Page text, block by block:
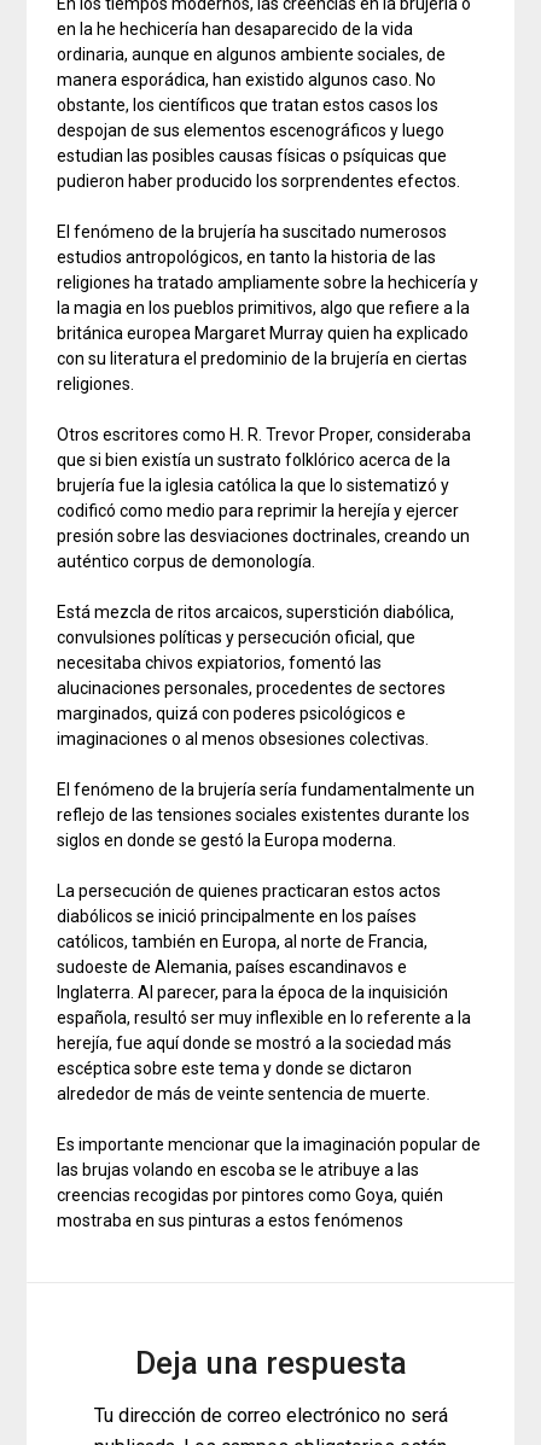
en la he hechicería han desaparecido de la vida
ordinaria, aunque en algunos ambiente sociales, de
manera esporádica, han existido algunos caso. No
obstante, los científicos que tratan estos casos los
despojan de sus elementos escenográficos y luego
estudian las posibles causas físicas o psíquicas que
pudieron haber producido los sorprendentes efectos.
El fenómeno de la brujería ha suscitado numerosos
estudios antropológicos, en tanto la historia de las
religiones ha tratado ampliamente sobre la hechicería y
la magia en los pueblos primitivos, algo que refiere a la
británica europea Margaret Murray quien ha explicado
con su literatura el predominio de la brujería en ciertas
religiones.
Otros escritores como H. R. Trevor Proper, consideraba
que si bien existía un sustrato folklórico acerca de la
brujería fue la iglesia católica la que lo sistematizó y
codificó como medio para reprimir la herejía y ejercer
presión sobre las desviaciones doctrinales, creando un
auténtico corpus de demonología.
Está mezcla de ritos arcaicos, superstición diabólica,
convulsiones políticas y persecución oficial, que
necesitaba chivos expiatorios, fomentó las
alucinaciones personales, procedentes de sectores
marginados, quizá con poderes psicológicos e
imaginaciones o al menos obsesiones colectivas.
El fenómeno de la brujería sería fundamentalmente un
reflejo de las tensiones sociales existentes durante los
siglos en donde se gestó la Europa moderna.
La persecución de quienes practicaran estos actos
diabólicos se inició principalmente en los países
católicos, también en Europa, al norte de Francia,
sudoeste de Alemania, países escandinavos e
Inglaterra. Al parecer, para la época de la inquisición
española, resultó ser muy inflexible en lo referente a la
herejía, fue aquí donde se mostró a la sociedad más
escéptica sobre este tema y donde se dictaron
alrededor de más de veinte sentencia de muerte.
Es importante mencionar que la imaginación popular de
las brujas volando en escoba se le atribuye a las
creencias recogidas por pintores como Goya, quién
mostraba en sus pinturas a estos fenómenos
Deja una respuesta
Tu dirección de correo electrónico no será